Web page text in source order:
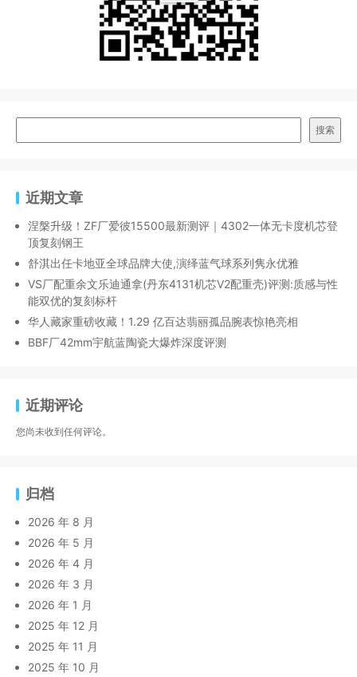
搜索
近期文章
涅槃升级！ZF厂爱彼15500最新测评｜4302一体无卡度机芯登
顶复刻钢王
舒淇出任卡地亚全球品牌大使,演绎蓝气球系列隽永优雅
VS厂配重余文乐迪通拿(丹东4131机芯V2配重壳)评测:质感与性
能双优的复刻标杆
华人藏家重磅收藏！1.29 亿百达翡丽孤品腕表惊艳亮相
BBF厂42mm宇航蓝陶瓷大爆炸深度评测
近期评论
您尚未收到任何评论。
归档
2026 年 8 月
2026 年 5 月
2026 年 4 月
2026 年 3 月
2026 年 1 月
2025 年 12 月
2025 年 11 月
2025 年 10 月